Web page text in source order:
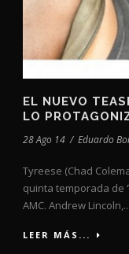
EL NUEVO
LO
28 Ago 14 / Eduardo
Tyreese (Chad
quinta temporada de
AMC. Andrew Lincoln,...
LEER MÁS...